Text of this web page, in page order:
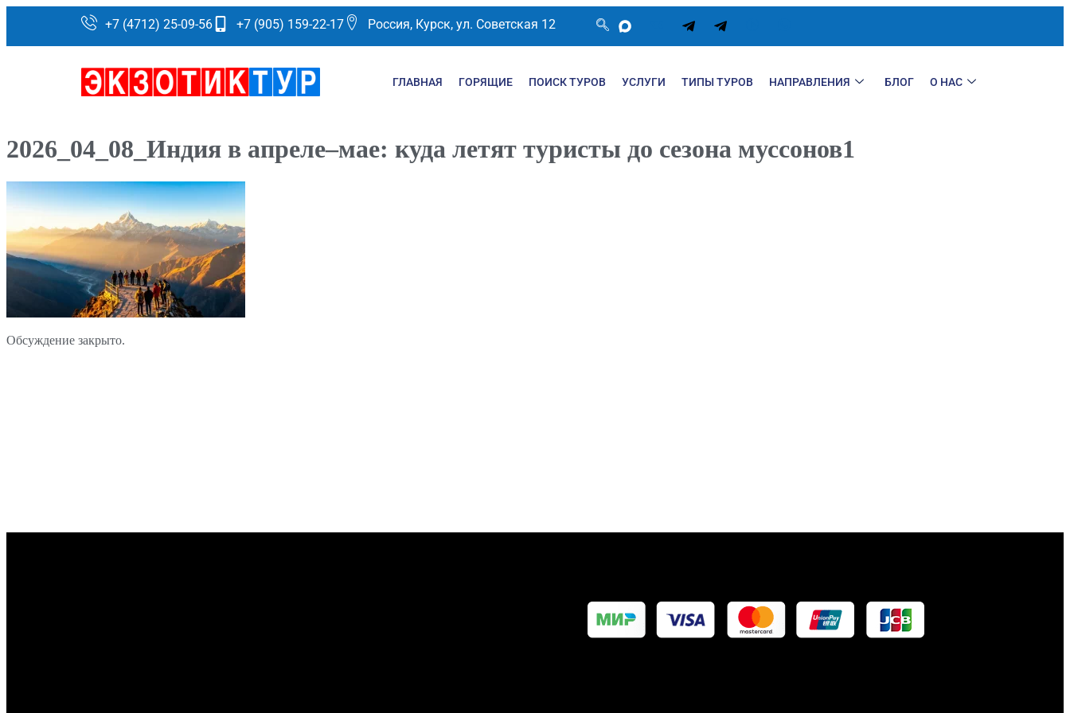
+7 (4712) 25-09-56 +7 (905) 159-22-17 Россия, Курск, ул. Советская 12
ГЛАВНАЯ ГОРЯЩИЕ ПОИСК ТУРОВ УСЛУГИ ТИПЫ ТУРОВ НАПРАВЛЕНИЯ БЛОГ О НАС
2026_04_08_Индия в апреле–мае: куда летят туристы до сезона муссонов1
Обсуждение закрыто.